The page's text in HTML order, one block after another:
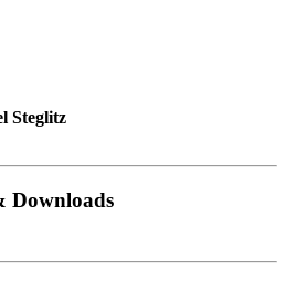
Steglitz
Downloads